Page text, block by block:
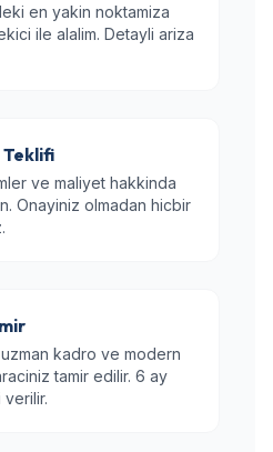
en yakin noktamiza
ile alalim. Detayli ariza
ve maliyet hakkinda
Onayiniz olmadan hicbir
kadro ve modern
tamir edilir. 6 ay
verilir.